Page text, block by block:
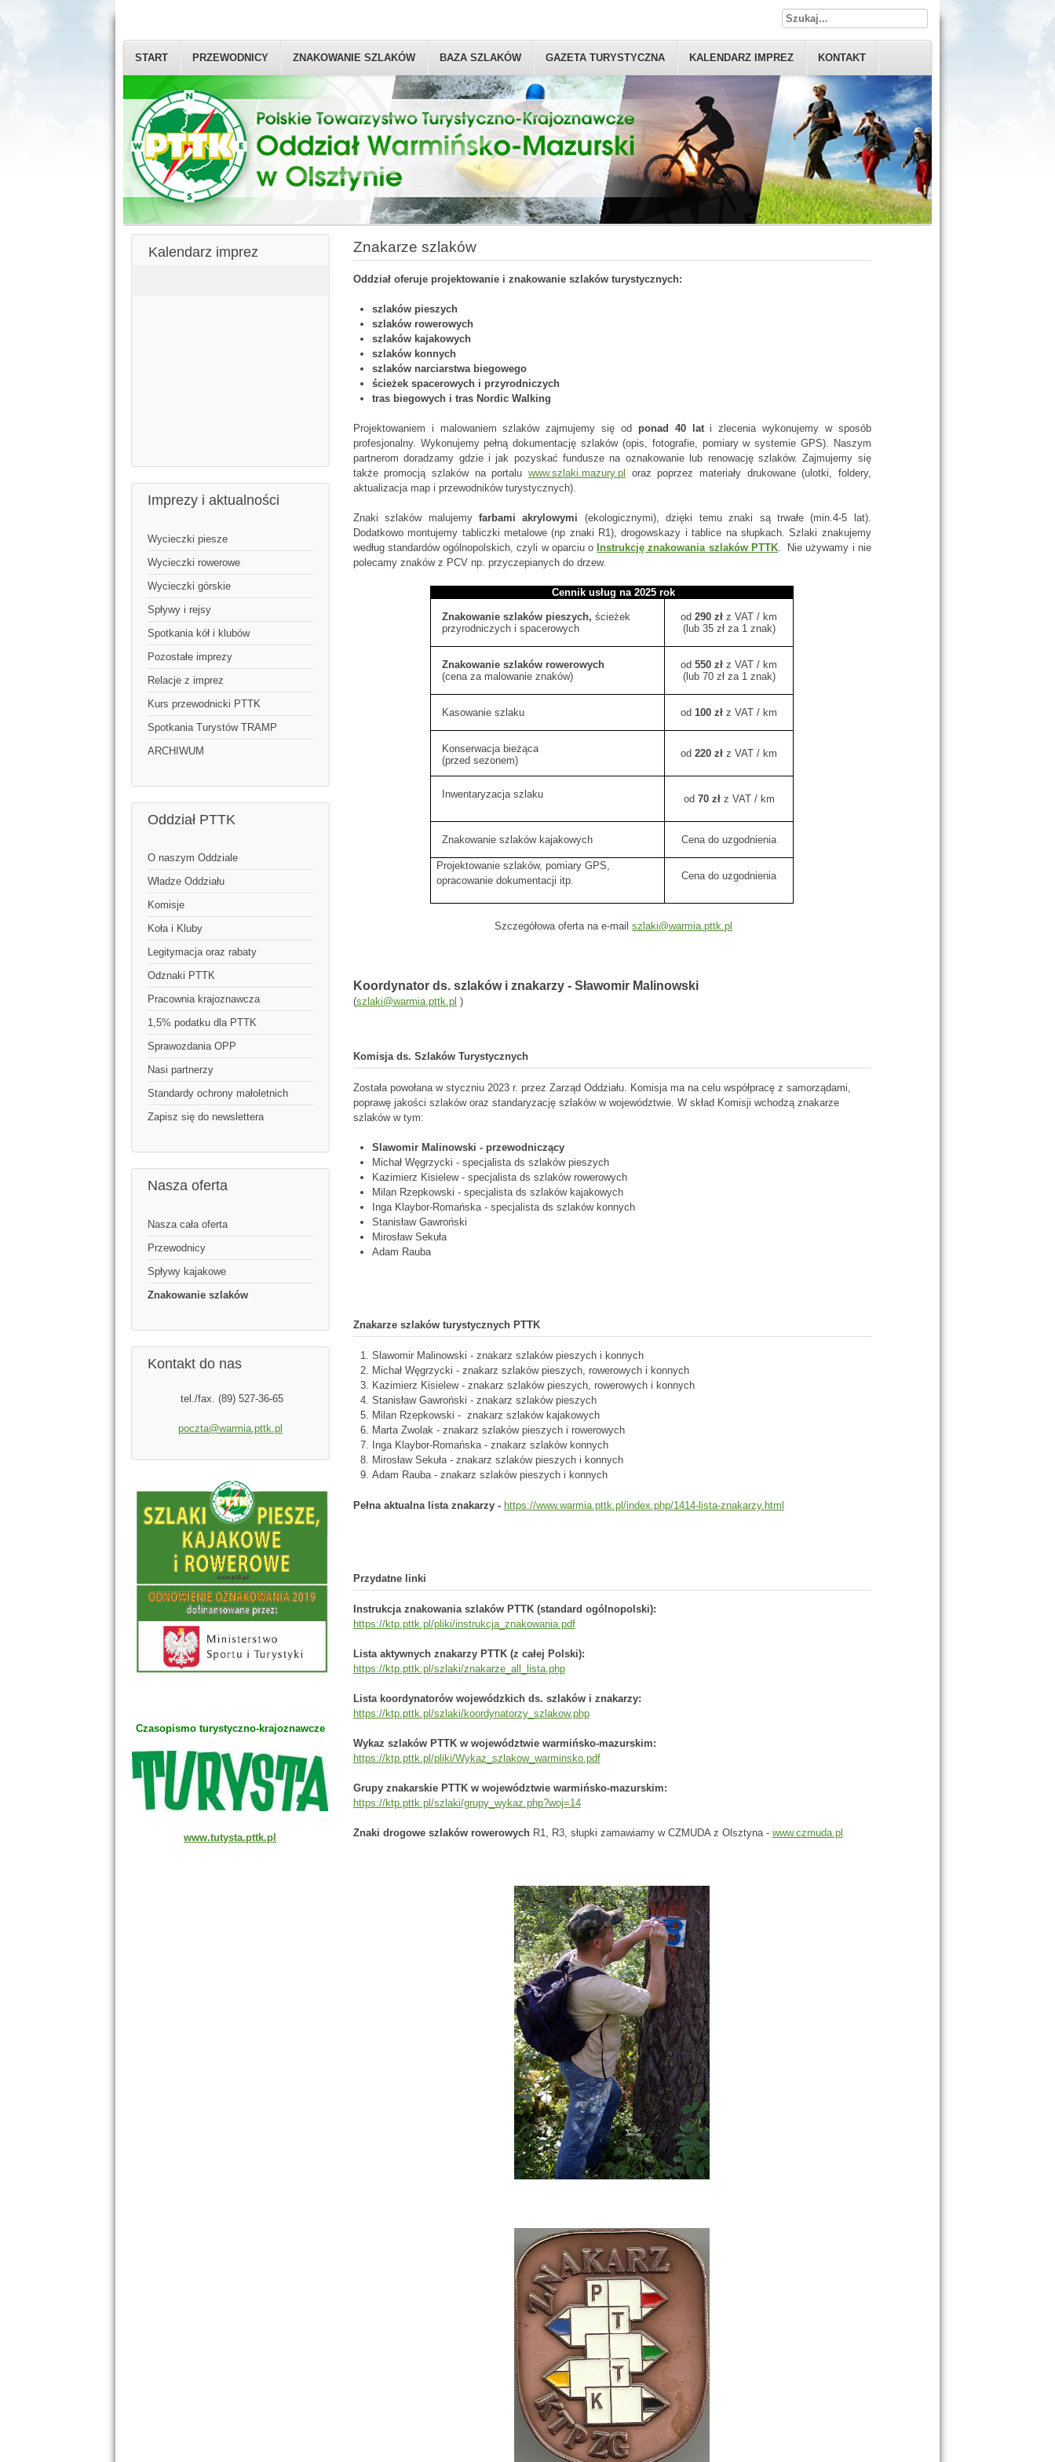
START PRZEWODNICY ZNAKOWANIE SZLAKÓW BAZA SZLAKÓW GAZETA TURYSTYCZNA KALENDARZ IMPREZ KONTAKT
Kalendarz imprez
Imprezy i aktualności
Wycieczki piesze
Wycieczki rowerowe
Wycieczki górskie
Spływy i rejsy
Spotkania kół i klubów
Pozostałe imprezy
Relacje z imprez
Kurs przewodnicki PTTK
Spotkania Turystów TRAMP
ARCHIWUM
Oddział PTTK
O naszym Oddziale
Władze Oddziału
Komisje
Koła i Kluby
Legitymacja oraz rabaty
Odznaki PTTK
Pracownia krajoznawcza
1,5% podatku dla PTTK
Sprawozdania OPP
Nasi partnerzy
Standardy ochrony małoletnich
Zapisz się do newslettera
Nasza oferta
Nasza cała oferta
Przewodnicy
Spływy kajakowe
Znakowanie szlaków
Kontakt do nas
tel./fax. (89) 527-36-65
poczta@warmia.pttk.pl
Czasopismo turystyczno-krajoznawcze
www.tutysta.pttk.pl
Znakarze szlaków
Oddział oferuje projektowanie i znakowanie szlaków turystycznych:
szlaków pieszych
szlaków rowerowych
szlaków kajakowych
szlaków konnych
szlaków narciarstwa biegowego
ścieżek spacerowych i przyrodniczych
tras biegowych i tras Nordic Walking
Projektowaniem i malowaniem szlaków zajmujemy się od ponad 40 lati zlecenia wykonujemy w sposób
profesjonalny. Wykonujemy pełną dokumentację szlaków (opis, fotografie, pomiary w systemie GPS). Naszym
partnerom doradzamy gdzie i jak pozyskać fundusze na oznakowanie lub renowację szlaków. Zajmujemy się
także promocją szlaków na portalu www.szlaki.mazury.pl
oraz poprzez materiały drukowane (ulotki, foldery,
aktualizacja map i przewodników turystycznych).
Znaki szlaków malujemyfarbami akrylowymi (ekologicznymi), dzięki temu znaki są trwałe (min.4-5 lat).
Dodatkowo montujemy tabliczki metalowe (np znaki R1), drogowskazy i tablice na słupkach. Szlaki znakujemy
według standardów ogólnopolskich, czyli w oparciu o Instrukcję znakowania szlaków PTTK. Nie używamy i nie
polecamy znaków z PCV np. przyczepianych do drzew.
Cennik usług na 2025 rok
Znakowanie szlaków pieszych, ścieżek
przyrodniczych i spacerowych
od290 zł z VAT / km
(lub 35 zł za 1 znak)
Znakowanie szlaków rowerowych
(cena za malowanie znaków)
od550 zł z VAT / km
(lub 70 zł za 1 znak)
Kasowanie szlaku od 100 zł z VAT / km
Konserwacja bieżąca
(przed sezonem)
od220 zł z VAT / km
Inwentaryzacja szlaku od 70 złz VAT / km
Znakowanie szlaków kajakowych Cena do uzgodnienia
Projektowanie szlaków, pomiary GPS,
opracowanie dokumentacji itp.
Cena do uzgodnienia
Szczegółowa oferta na e-mailszlaki@warmia.pttk.pl
Koordynator ds. szlaków i znakarzy - Sławomir Malinowski
(szlaki@warmia.pttk.pl )
Komisja ds. Szlaków Turystycznych
Została powołana w styczniu 2023 r. przez Zarząd Oddziału. Komisja ma na celu współpracę z samorządami,
poprawę jakości szlaków oraz standaryzację szlaków w województwie. W skład Komisji wchodzą znakarze
szlaków w tym:
Slawomir Malinowski - przewodniczący
Michał Węgrzycki - specjalista ds szlaków pieszych
Kazimierz Kisielew - specjalista ds szlakówrowerowych
Milan Rzepkowski - specjalista ds szlakówkajakowych
Inga Klaybor-Romańska - specjalista ds szlaków konnych
Stanisław Gawroński
Mirosław Sekuła
Adam Rauba
Znakarze szlaków turystycznych PTTK
Slawomir Malinowski - znakarz szlaków pieszych i konnych
Michał Węgrzycki - znakarz szlaków pieszych, rowerowych i konnych
Kazimierz Kisielew - znakarz szlaków pieszych, rowerowych i konnych
Stanisław Gawroński - znakarz szlaków pieszych
Milan Rzepkowski - znakarz szlaków kajakowych
Marta Zwolak - znakarz szlaków pieszych i rowerowych
IngaKlaybor-Romańska - znakarz szlaków konnych
Mirosław Sekuła - znakarz szlaków pieszych i konnych
Adam Rauba - znakarz szlaków pieszych i konnych
Pełna aktualna lista znakarzy - https://www.warmia.pttk.pl/index.php/1414-lista-znakarzy.html
Przydatne linki
Instrukcja znakowania szlaków PTTK (standard ogólnopolski):
https://ktp.pttk.pl/pliki/instrukcja_znakowania.pdf
Lista aktywnych znakarzy PTTK (z całej Polski):
https://ktp.pttk.pl/szlaki/znakarze_all_lista.php
Lista koordynatorów wojewódzkich ds. szlaków i znakarzy:
https://ktp.pttk.pl/szlaki/koordynatorzy_szlakow.php
Wykaz szlaków PTTK w województwie warmińsko-mazurskim:
https://ktp.pttk.pl/pliki/Wykaz_szlakow_warminsko.pdf
Grupy znakarskie PTTK w województwie warmińsko-mazurskim:
https://ktp.pttk.pl/szlaki/grupy_wykaz.php?woj=14
Znaki drogowe szlaków rowerowychR1, R3, słupki zamawiamy w CZMUDA z Olsztyna - www.czmuda.pl